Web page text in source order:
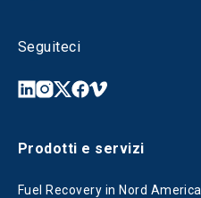
Seguiteci
Prodotti e servizi
Fuel Recovery in Nord America